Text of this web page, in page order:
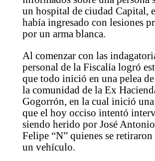
un hospital de ciudad Capital,
había ingresado con lesiones
por un arma blanca.
Al comenzar con las
personal de la Fiscalía logró
que todo inició en una pelea
la comunidad de la Ex
Gogorrón, en la cual inició
que el hoy occiso intentó
siendo herido por José
Felipe “N” quienes se
un vehículo.